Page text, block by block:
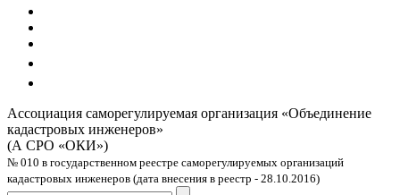
Ассоциация саморегулируемая организация «Объединение
кадастровых инженеров»
(А СРО «ОКИ»)
№ 010 в государственном реестре саморегулируемых организаций
кадастровых инженеров (дата внесения в реестр - 28.10.2016)